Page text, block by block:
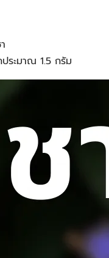
ระมาณ 1.5 กรัม